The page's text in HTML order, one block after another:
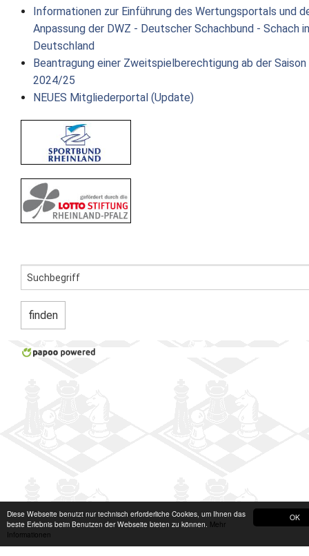
OK
Diese Webseite benutzt nur technisch erforderliche Cookies, um Ihnen das
beste Erlebnis beim Benutzen der Webseite bieten zu können. Mehr
Informationen
Informationen zur Einführung des Wertungsportals und
Anpassung der DWZ - Deutscher Schachbund - Schach in
Deutschland
Beantragung einer Zweitspielberechtigung ab der Saison
2024/25
NEUES Mitgliederportal (Update)